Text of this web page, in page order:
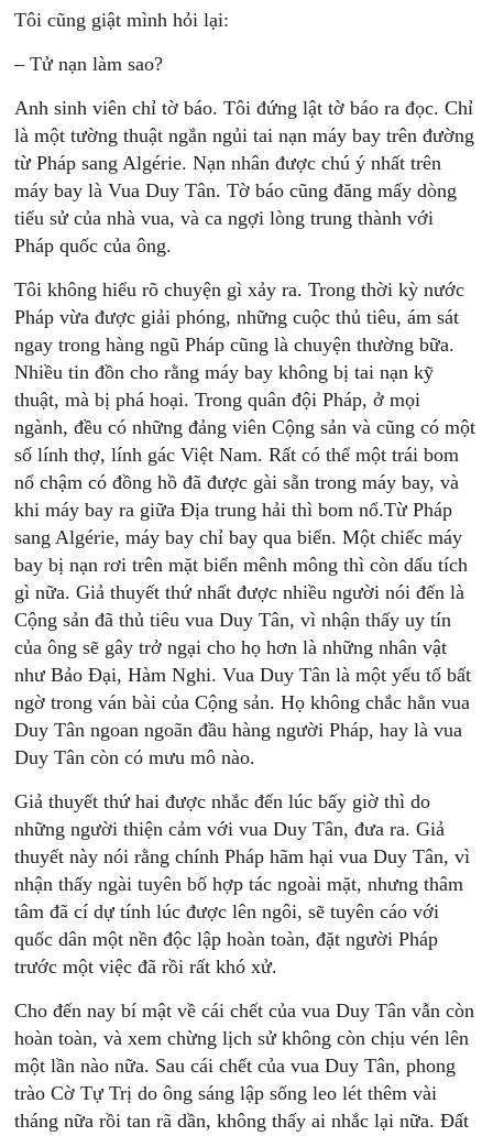
Tôi cũng giật mình hỏi lại:
– Tử nạn làm sao?
Anh sinh viên chỉ tờ báo. Tôi đứng lật tờ báo ra đọc. Chỉ
là một tường thuật ngắn ngủi tai nạn máy bay trên đường
từ Pháp sang Algérie. Nạn nhân được chú ý nhất trên
máy bay là Vua Duy Tân. Tờ báo cũng đăng mấy dòng
tiểu sử của nhà vua, và ca ngợi lòng trung thành với
Pháp quốc của ông.
Tôi không hiểu rõ chuyện gì xảy ra. Trong thời kỳ nước
Pháp vừa được giải phóng, những cuộc thủ tiêu, ám sát
ngay trong hàng ngũ Pháp cũng là chuyện thường bữa.
Nhiều tin đồn cho rằng máy bay không bị tai nạn kỹ
thuật, mà bị phá hoại. Trong quân đội Pháp, ở mọi
ngành, đều có những đảng viên Cộng sản và cũng có một
số lính thợ, lính gác Việt Nam. Rất có thể một trái bom
nổ chậm có đồng hồ đã được gài sẵn trong máy bay, và
khi máy bay ra giữa Địa trung hải thì bom nổ.Từ Pháp
sang Algérie, máy bay chỉ bay qua biển. Một chiếc máy
bay bị nạn rơi trên mặt biển mênh mông thì còn dấu tích
gì nữa. Giả thuyết thứ nhất được nhiều người nói đến là
Cộng sản đã thủ tiêu vua Duy Tân, vì nhận thấy uy tín
của ông sẽ gây trở ngại cho họ hơn là những nhân vật
như Bảo Đại, Hàm Nghi. Vua Duy Tân là một yếu tố bất
ngờ trong ván bài của Cộng sản. Họ không chắc hẳn vua
Duy Tân ngoan ngoãn đầu hàng người Pháp, hay là vua
Duy Tân còn có mưu mô nào.
Giả thuyết thứ hai được nhắc đến lúc bấy giờ thì do
những người thiện cảm với vua Duy Tân, đưa ra. Giả
thuyết này nói rằng chính Pháp hãm hại vua Duy Tân, vì
nhận thấy ngài tuyên bố hợp tác ngoài mặt, nhưng thâm
tâm đã cí dự tính lúc được lên ngôi, sẽ tuyên cáo với
quốc dân một nền độc lập hoàn toàn, đặt người Pháp
trước một việc đã rồi rất khó xử.
Cho đến nay bí mật về cái chết của vua Duy Tân vẫn còn
hoàn toàn, và xem chừng lịch sử không còn chịu vén lên
một lần nào nữa. Sau cái chết của vua Duy Tân, phong
trào Cờ Tự Trị do ông sáng lập sống leo lét thêm vài
tháng nữa rồi tan rã dần, không thấy ai nhắc lại nữa. Đất